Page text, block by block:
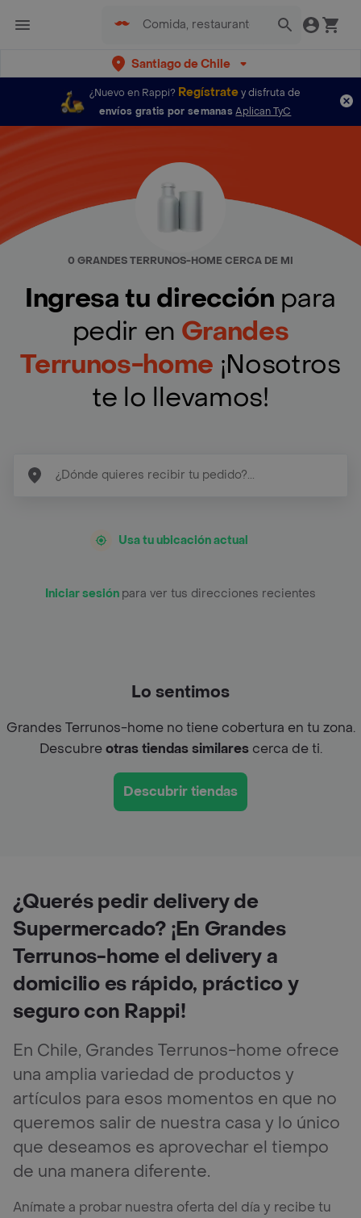
Santiago de Chile
¿Nuevo en Rappi? Regístratey disfruta de
envíos gratis por semanas Aplican TyC
0 GRANDES TERRUNOS-HOME CERCA DE MI
Ingresa tu dirección para
pedir en Grandes
Terrunos-home ¡Nosotros
te lo llevamos!
Usa tu ubicación actual
Iniciar sesión para ver tus direcciones recientes
Lo sentimos
Grandes Terrunos-home no tiene cobertura en tu zona.
Descubreotras tiendas similarescerca de ti.
Descubrir tiendas
¿Querés pedir delivery de
Supermercado? ¡En Grandes
Terrunos-home el delivery a
domicilio es rápido, práctico y
seguro con Rappi!
En Chile, Grandes Terrunos-home ofrece
una amplia variedad de productos y
artículos para esos momentos en que no
queremos salir de nuestra casa y lo único
que deseamos es aprovechar el tiempo
de una manera diferente.
Anímate a probar nuestra oferta del día y recibe tu